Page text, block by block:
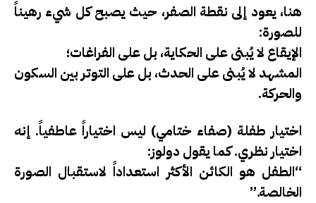
هنا، يعود إلى نقطة الصفر، حيث يصبح كل شيء رهيناً
للصورة:
الإيقاع لا يُبنى على الحكاية، بل على الفراغات؛
المشهد لا يُبنى على الحدث، بل على التوتر بين السكون
والحركة.
اختيار طفلة (صفاء ختامي) ليس اختياراً عاطفياً. إنه
اختيار نظري. كما يقول دولوز:
“الطفل هو الكائن الأكثر استعداداً لاستقبال الصورة
الخالصة.”